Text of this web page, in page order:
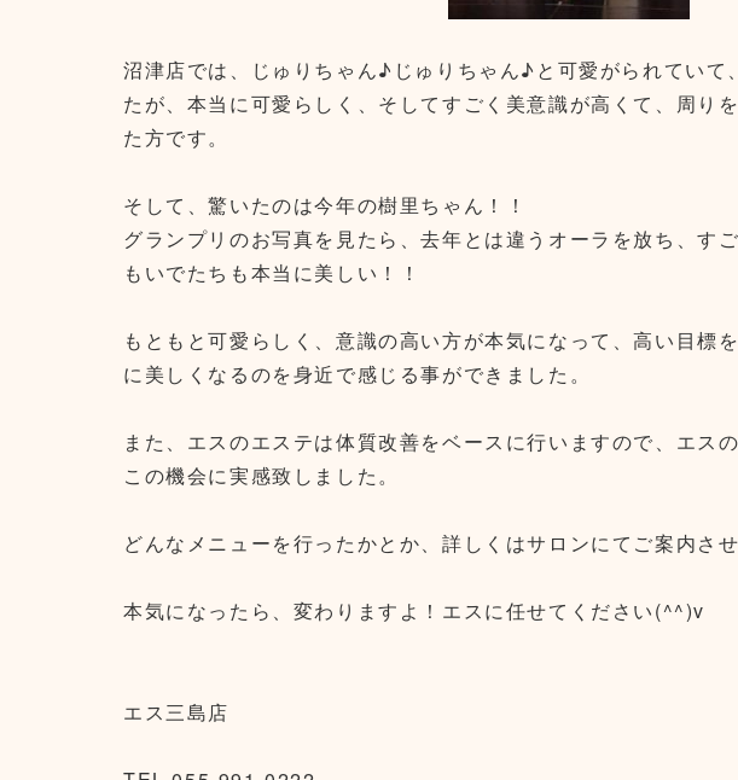
沼津店では、じゅりちゃん♪じゅりちゃん♪と可愛がられていて
たが、本当に可愛らしく、そしてすごく美意識が高くて、周り
た方です。
そして、驚いたのは今年の樹里ちゃん！！
グランプリのお写真を見たら、去年とは違うオーラを放ち、す
もいでたちも本当に美しい！！
もともと可愛らしく、意識の高い方が本気になって、高い目標
に美しくなるのを身近で感じる事ができました。
また、エスのエステは体質改善をベースに行いますので、エス
この機会に実感致しました。
どんなメニューを行ったかとか、詳しくはサロンにてご案内さ
本気になったら、変わりますよ！エスに任せてください(^^)v
エス三島店